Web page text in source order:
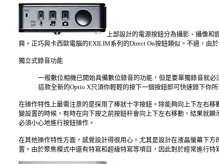
上部設計的電源按鈕分為攝影、攝像
興。正巧與卡西歐電腦的EXILIM系列的Direct On按鈕類似。不過，由
獨立式錄音功能
一般數位相機已開始具備數位錄音的功能，但是要單獨錄音就
這款全新的Optio X只須你輕輕的按下一個按鈕即可快速錄下你
在操作特性上最需注意的是採用了棒狀十字按鈕。除能夠向上下左右
變設置的時候，有時在向下按之前按鈕杆會向上下左右移動，結果就
必須小心地進行按鈕操作。
在其他操作特性方面，感覺設計得很用心。尤其是設計在液晶螢幕下
置。由於聚焦模式中還有特寫和超級特寫等項目，因此對於經常進行特